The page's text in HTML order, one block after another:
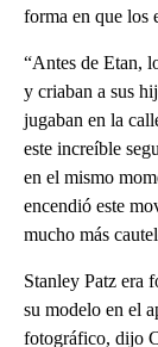
forma en que los
“Antes de Etan,
y criaban a sus
jugaban en la
este increíble
en el mismo
encendió este
mucho más
Stanley Patz era
su modelo en el
fotográfico, dijo